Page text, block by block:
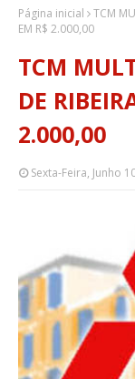
SALVADOR
Página inicial
TCM
EM R$ 2.000,00
TCM
DE
2.000,00
Sexta-Feira, Junho